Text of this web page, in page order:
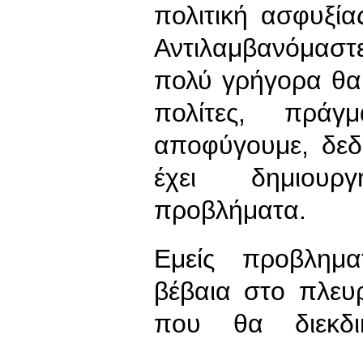
πολιτική
πολύ γρήγορα θα
πολίτες,
αποφύγουμε,
έχει
προβλήματα.
Εμείς
βέβαια στο
που θα